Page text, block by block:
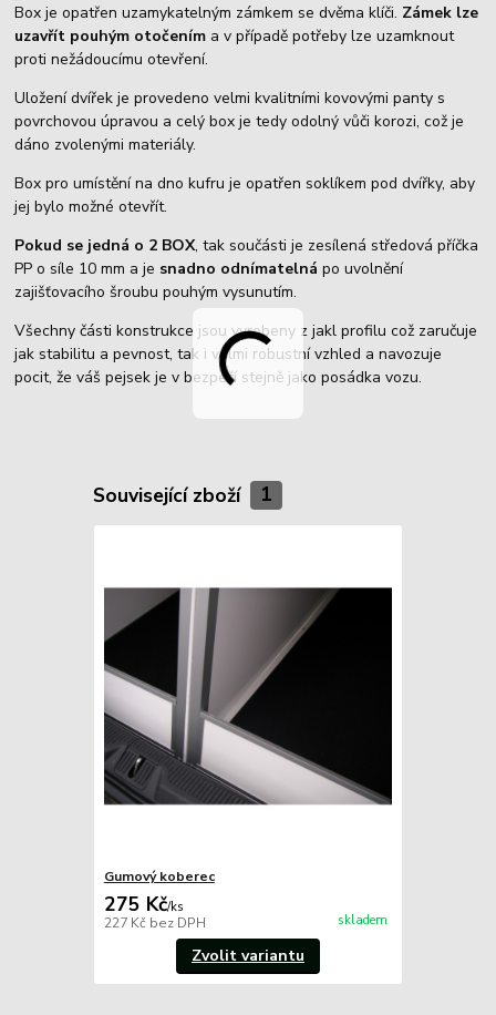
Box je opatřen uzamykatelným zámkem se dvěma klíči. Zámek lze
uzavřít pouhým otočením a v případě potřeby lze uzamknout
proti nežádoucímu otevření.
Uložení dvířek je provedeno velmi kvalitními kovovými panty s
povrchovou úpravou a celý box je tedy odolný vůči korozi, což je
dáno zvolenými materiály.
Box pro umístění na dno kufru je opatřen soklíkem pod dvířky, aby
jej bylo možné otevřít.
Pokud se jedná o 2 BOX, tak součásti je zesílená středová příčka
PP o síle 10 mm a je snadno odnímatelná po uvolnění
zajišťovacího šroubu pouhým vysunutím.
Všechny části konstrukce jsou vyrobeny z jakl profilu což zaručuje
jak stabilitu a pevnost, tak i velmi robustní vzhled a navozuje
pocit, že váš pejsek je v bezpečí stejně jako posádka vozu.
Související zboží 1
Gumový koberec
275 Kč/ks
227 Kč bez DPH skladem
Zvolit variantu